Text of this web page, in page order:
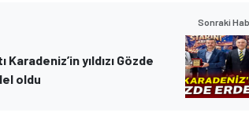
Sonraki
Karadeniz’in yıldızı Gözde
oldu